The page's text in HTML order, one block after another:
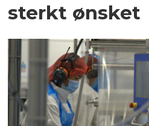
sterkt ønsket